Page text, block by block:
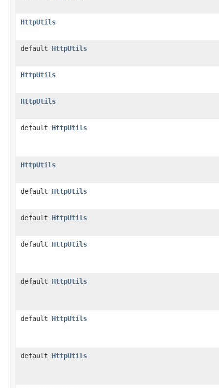
HttpUtils
default HttpUtils
HttpUtils
HttpUtils
default HttpUtils
HttpUtils
default HttpUtils
default HttpUtils
default HttpUtils
default HttpUtils
default HttpUtils
default HttpUtils